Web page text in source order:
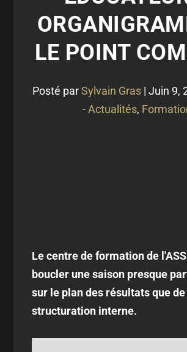
LE POINT
Posté parSylvain Gras | Juin 9,
- Actualités,
Le centre de formation de
boucler une saison presque
sur le plan des résultats que de
structuration interne.